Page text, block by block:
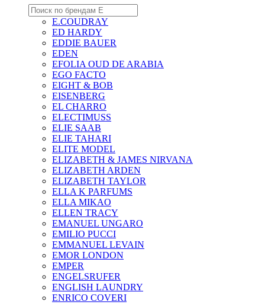
E.COUDRAY
ED HARDY
EDDIE BAUER
EDEN
EFOLIA OUD DE ARABIA
EGO FACTO
EIGHT & BOB
EISENBERG
EL CHARRO
ELECTIMUSS
ELIE SAAB
ELIE TAHARI
ELITE MODEL
ELIZABETH & JAMES NIRVANA
ELIZABETH ARDEN
ELIZABETH TAYLOR
ELLA K PARFUMS
ELLA MIKAO
ELLEN TRACY
EMANUEL UNGARO
EMILIO PUCCI
EMMANUEL LEVAIN
EMOR LONDON
EMPER
ENGELSRUFER
ENGLISH LAUNDRY
ENRICO COVERI